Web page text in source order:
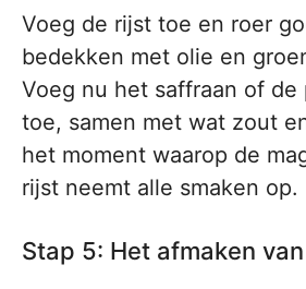
Voeg de rijst toe en roer
bedekken met olie en
Voeg nu het saffraan of de
toe, samen met wat zout
het moment waarop de
rijst neemt alle smaken op.
Stap 5: Het afmaken